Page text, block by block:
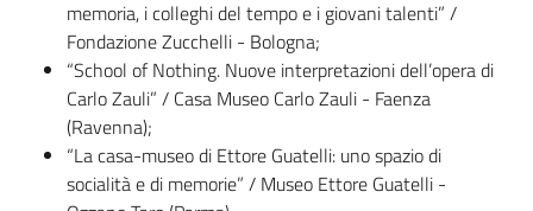
memoria, i colleghi del tempo e i giovani talenti” /
Fondazione Zucchelli - Bologna;
“School of Nothing. Nuove interpretazioni dell’opera di
Carlo Zauli” / Casa Museo Carlo Zauli - Faenza
(Ravenna);
“La casa-museo di Ettore Guatelli: uno spazio di
socialità e di memorie” / Museo Ettore Guatelli -